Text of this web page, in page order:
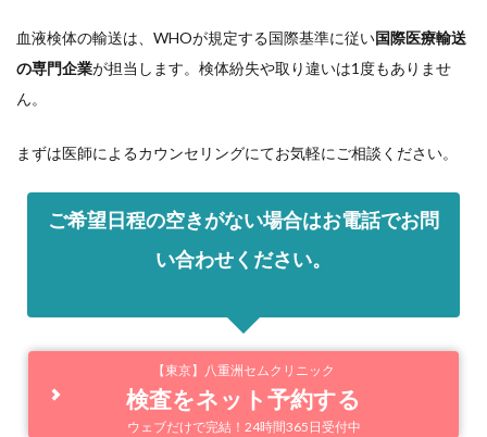
血液検体の輸送は、WHOが規定する国際基準に従い国際医療輸送
の専門企業が担当します。検体紛失や取り違いは1度もありませ
ん。
まずは医師によるカウンセリングにてお気軽にご相談ください。
ご希望日程の空きがない場合はお電話でお問
い合わせください。
【東京】八重洲セムクリニック
検査をネット予約する
ウェブだけで完結！24時間365日受付中